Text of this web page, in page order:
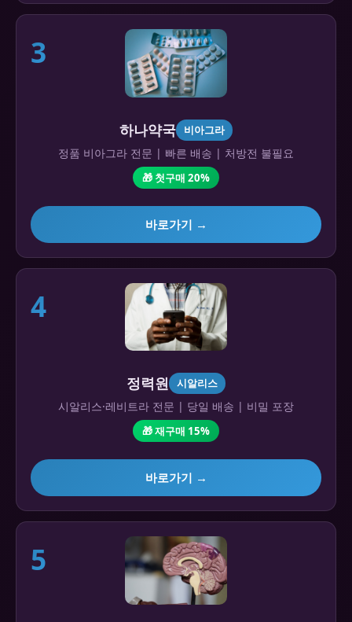
3
하나약국 비아그라
정품 비아그라 전문 | 빠른 배송 | 처방전 불필요
🎁 첫구매 20%
바로가기 →
4
정력원 시알리스
시알리스·레비트라 전문 | 당일 배송 | 비밀 포장
🎁 재구매 15%
바로가기 →
5